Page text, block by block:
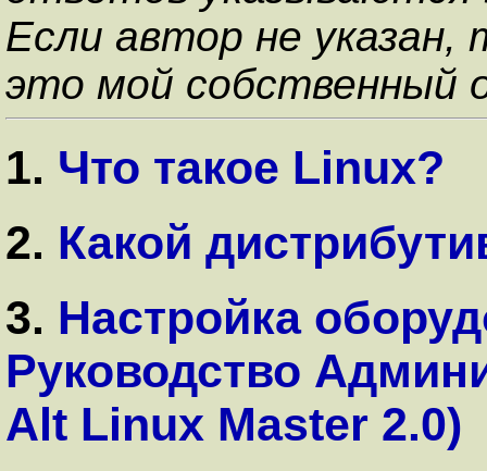
Если автор не
это мой собственный
1. Что такое Linux?
2. Какой
3. Настройка
Руководство
Alt Linux Master 2.0)